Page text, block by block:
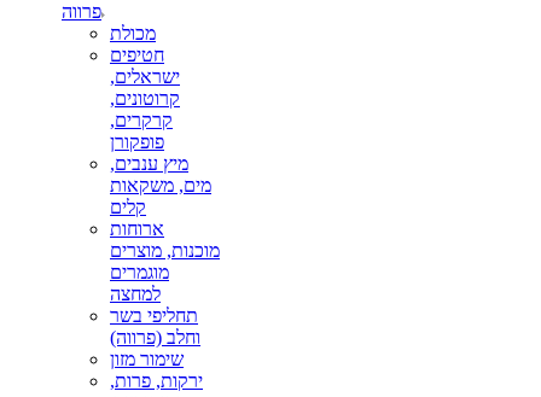
פרווה
מכולת
חטיפים
ישראלים,
קרוטונים,
קרקרים,
פופקורן
מיץ ענבים,
מים, משקאות
קלים
ארוחות
מוכנות, מוצרים
מוגמרים
למחצה
תחליפי בשר
וחלב (פרווה)
שימור מזון
ירקות, פרות,